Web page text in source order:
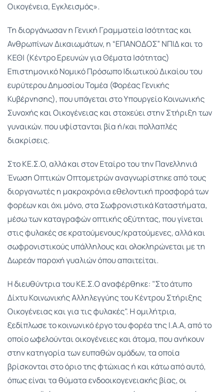
Οικογένεια, Εγκλεισμός».
Τη διοργάνωσαν η Γενική Γραμματεία Ισότητας και
Ανθρωπίνων Δικαιωμάτων, η “ΕΠΑΝΟΔΟΣ” ΝΠΙΔ και το
ΚΕΘΙ (Κέντρο Ερευνών για Θέματα Ισότητας)
Επιστημονικό Νομικό Πρόσωπο Ιδιωτικού Δικαίου του
ευρύτερου Δημοσίου Τομέα (Φορέας Γενικής
Κυβέρνησης), που υπάγεται στο Υπουργείο Κοινωνικής
Συνοχής και Οικογένειας και στοχεύει στην Στήριξη των
γυναικών. που υφίστανται βία ή/και πολλαπλές
διακρίσεις.
Στο ΚΕ.Σ.Ο, αλλά και στον Εταίρο του την Πανελληνιά
Ένωση Οπτικών Οπτομετρών αναγνωρίστηκε από τους
διοργανωτές η μακροχρόνια εθελοντική προσφορά των
φορέων και όχι μόνο, στα Σωφρονιστικά Καταστήματα,
μέσω των καταγραφών οπτικής οξύτητας, που γίνεται
στις φυλακές σε κρατούμενους/κρατούμενες, αλλά και
σωφρονιστικούς υπάλληλους και ολοκληρώνεται με τη
Δωρεάν παροχή γυαλιών όπου απαιτείται.
Η διευθύντρια του ΚΕ.Σ.Ο αναφέρθηκε: "Στο άτυπο
Δίχτυ Κοινωνικής Αλληλεγγύης του Κέντρου Στήριξης
Οικογένειας και για τις φυλακές". Η ομιλήτρια,
ξεδίπλωσε το κοινωνικό έργο του φορέα της Ι.Α.Α, από το
οποίο ωφελούνται οικογένειες και άτομα, που ανήκουν
στην κατηγορία των ευπαθών ομάδων, τα οποία
βρίσκονται στο όριο της φτώχιας ή και κάτω από αυτό,
όπως είναι τα θύματα ενδοοικογενειακής βίας, οι